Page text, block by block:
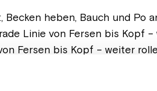
heben, Bauch und Po
Linie von Fersen bis Kopf
Fersen bis Kopf – weiter